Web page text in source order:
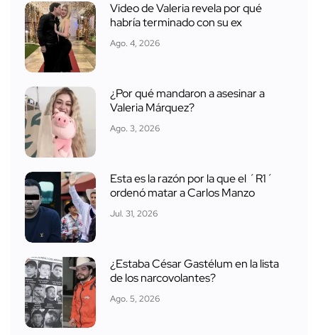
Video de Valeria revela por qué
habría terminado con su ex
Ago. 4, 2026
¿Por qué mandaron a asesinar a
Valeria Márquez?
Ago. 3, 2026
Esta es la razón por la que el ´R1´
ordenó matar a Carlos Manzo
Jul. 31, 2026
¿Estaba César Gastélum en la lista
de los narcovolantes?
Ago. 5, 2026